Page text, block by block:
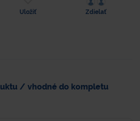
Uložiť Zdielať
/ vhodné do kompletu